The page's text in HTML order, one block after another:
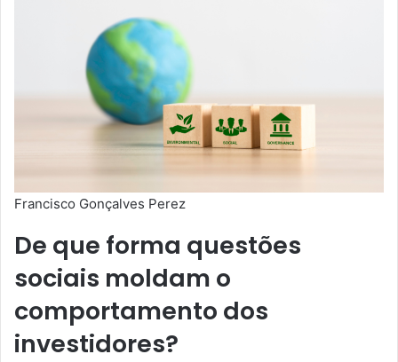
Francisco Gonçalves Perez
De que forma questões
sociais moldam o
comportamento dos
investidores?